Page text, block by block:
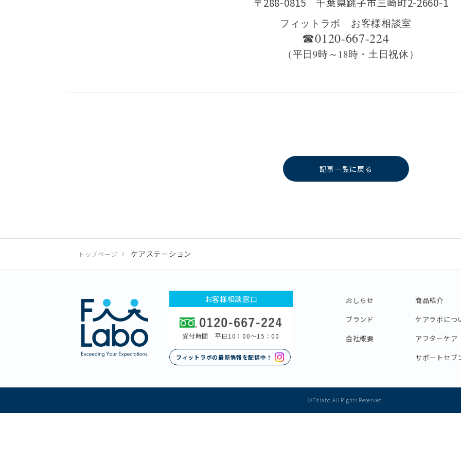
フィットラボ お客様相談室
☎0120-667-224
（平日9時～18時・土日祝休）
記事一覧に戻る
トップページ ケアステーション
お客様相談窓口
受付時間 平日10：00〜15：00
フィットラボの最新情報を配信中！
おしらせ
ブランド
会社概要
商品紹介
ケアラボにつ
アフターケア
サポートセブ
©Fitlabo All Rights Reserved.